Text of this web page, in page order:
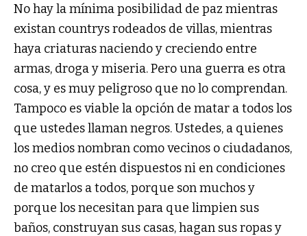
No hay la mínima posibilidad de paz mientras
existan countrys rodeados de villas, mientras
haya criaturas naciendo y creciendo entre
armas, droga y miseria. Pero una guerra es otra
cosa, y es muy peligroso que no lo comprendan.
Tampoco es viable la opción de matar a todos los
que ustedes llaman negros. Ustedes, a quienes
los medios nombran como vecinos o ciudadanos,
no creo que estén dispuestos ni en condiciones
de matarlos a todos, porque son muchos y
porque los necesitan para que limpien sus
baños, construyan sus casas, hagan sus ropas y